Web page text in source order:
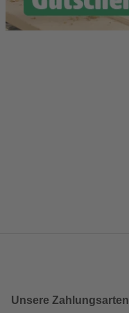
Unsere Zahlungsarten